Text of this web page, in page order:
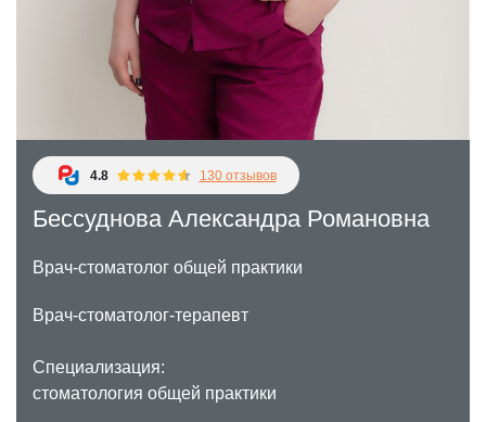
4.8 130 отзывов
Бессуднова Александра Романовна
Врач-стоматолог общей практики
Врач-стоматолог-терапевт
Специализация:
стоматология общей практики
Детская стоматология
Профессиональная гигиена
Эстетическая стоматология